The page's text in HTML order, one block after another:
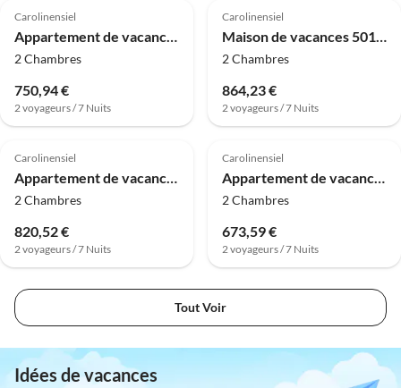
Carolinensiel
Appartement de vacances 50174
2 Chambres
750,94 €
2 voyageurs / 7 Nuits
Carolinensiel
Maison de vacances 50155 Haus Mundhenk
2 Chambres
864,23 €
2 voyageurs / 7 Nuits
3.9 (2)
Carolinensiel
Appartement de vacances 50144
2 Chambres
820,52 €
2 voyageurs / 7 Nuits
4.8 (1)
Carolinensiel
Appartement de vacances 50213 Maison Klaas-Appartement Henry
2 Chambres
673,59 €
2 voyageurs / 7 Nuits
Tout Voir
Idées de vacances